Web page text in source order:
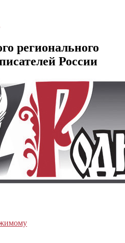
регионального
России